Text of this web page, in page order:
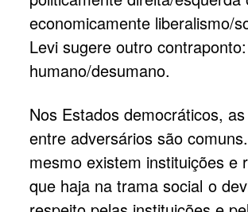
economicamente liberalismo/
Levi sugere outro contraponto:
humano/desumano.
Nos Estados democráticos,
entre adversários são
mesmo existem instituições e
que haja na trama social o